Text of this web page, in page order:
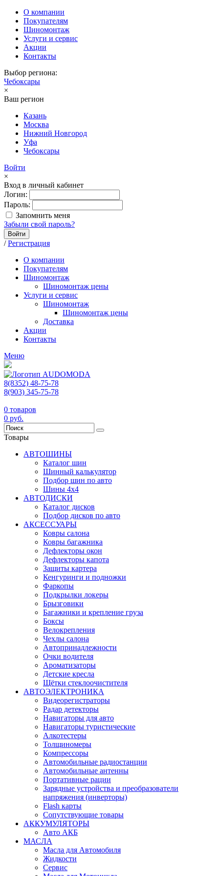
О компании
Покупателям
Шиномонтаж
Услуги и сервис
Акции
Контакты
Выбор региона:
Чебоксары
×
Ваш регион
Казань
Москва
Нижний Новгород
Уфа
Чебоксары
Войти
×
Вход в личный кабинет
Логин:
Пароль:
Запомнить меня
Забыли свой пароль?
Войти
/ Регистрация
О компании
Покупателям
Шиномонтаж
Шиномонтаж цены
Услуги и сервис
Шиномонтаж
Шиномонтаж цены
Доставка
Акции
Контакты
Меню
8(8352) 48-75-78
8(903) 345-75-78
0 товаров
0 руб.
Товары
АВТОШИНЫ
Каталог шин
Шинный калькулятор
Подбор шин по авто
Шины 4x4
АВТОДИСКИ
Каталог дисков
Подбор дисков по авто
АКСЕССУАРЫ
Ковры салона
Ковры багажника
Дефлекторы окон
Дефлекторы капота
Защиты картера
Кенгуринги и подножки
Фаркопы
Подкрылки локеры
Брызговики
Багажники и крепление груза
Боксы
Велокрепления
Чехлы салона
Автопринадлежности
Очки водителя
Ароматизаторы
Детские кресла
Щётки стеклоочистителя
АВТОЭЛЕКТРОНИКА
Видеорегистраторы
Радар детекторы
Навигаторы для авто
Навигаторы туристические
Алкотестеры
Толщиномеры
Компрессоры
Автомобильные радиостанции
Автомобильные антенны
Портативные рации
Зарядные устройства и преобразователи
напряжения (инверторы)
Flash карты
Сопутствующие товары
АККУМУЛЯТОРЫ
Авто АКБ
МАСЛА
Масла для Автомобиля
Жидкости
Сервис